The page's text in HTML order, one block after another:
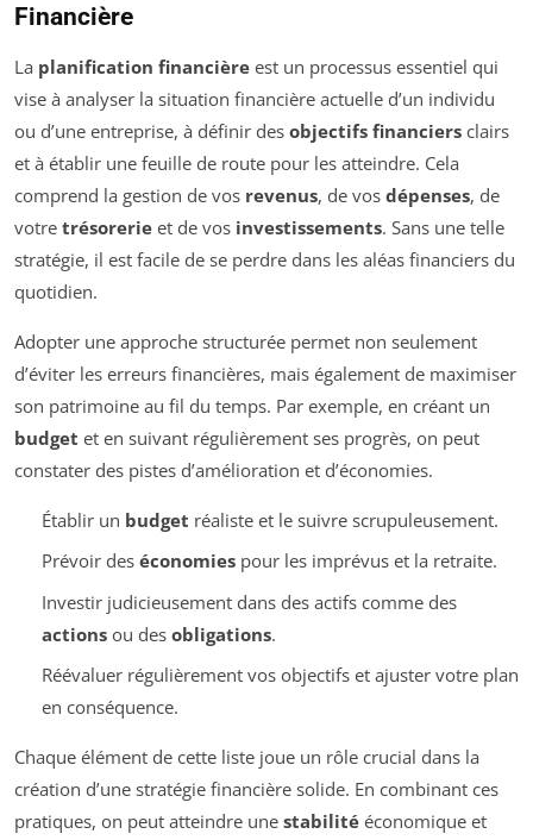
Financière
La planification financière est un processus essentiel qui
vise à analyser la situation financière actuelle d’un individu
ou d’une entreprise, à définir des objectifs financiers clairs
et à établir une feuille de route pour les atteindre. Cela
comprend la gestion de vos revenus, de vos dépenses, de
votre trésorerie et de vos investissements. Sans une telle
stratégie, il est facile de se perdre dans les aléas financiers du
quotidien.
Adopter une approche structurée permet non seulement
d’éviter les erreurs financières, mais également de maximiser
son patrimoine au fil du temps. Par exemple, en créant un
budget et en suivant régulièrement ses progrès, on peut
constater des pistes d’amélioration et d’économies.
Établir un budget réaliste et le suivre scrupuleusement.
Prévoir des économiespour les imprévus et la retraite.
Investir judicieusement dans des actifs comme des
actionsou des obligations.
Réévaluer régulièrement vos objectifs et ajuster votre plan
en conséquence.
Chaque élément de cette liste joue un rôle crucial dans la
création d’une stratégie financière solide. En combinant ces
pratiques, on peut atteindre une stabilité économique et